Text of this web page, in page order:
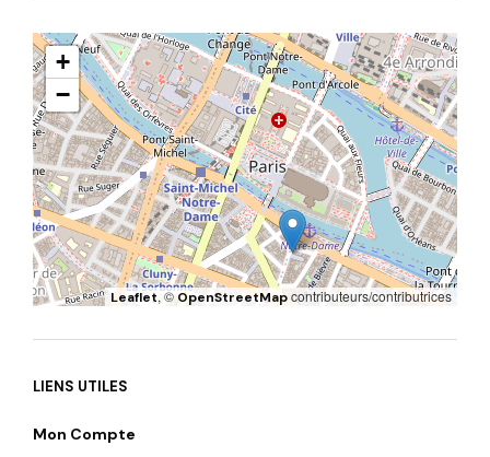
+
−
Leaflet, ©OpenStreetMapcontributeurs/contributrices
LIENS UTILES
Mon Compte